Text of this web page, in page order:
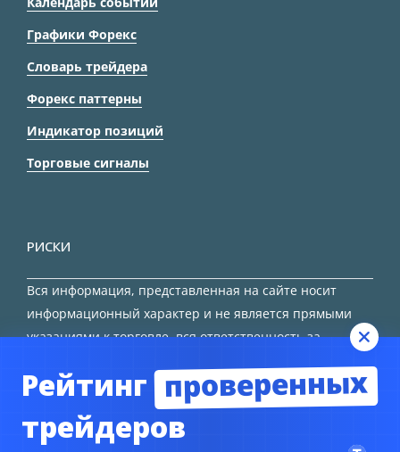
Графики Форекс
Словарь трейдера
Форекс паттерны
Индикатор позиций
Торговые сигналы
РИСКИ
Вся информация, представленная на сайте носит
информационный характер и не является прямыми
указаниями к торговле, вся ответственность за
Рейтинг проверенных
трейдеров